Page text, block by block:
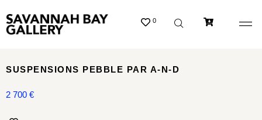
0
SUSPENSIONS PEBBLE PAR A-N-D
2 700 €